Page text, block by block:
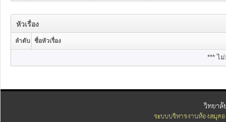
หัวเรื่อง
ลำดับ ชื่อหัวเรื่อง
*** ไ
วิทยาลั
ระบบบริหารงานห้องสมุด